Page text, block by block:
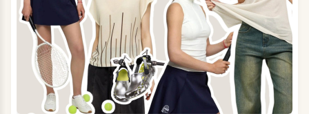
Главная проблема домашних рецептов в том,
что они […]